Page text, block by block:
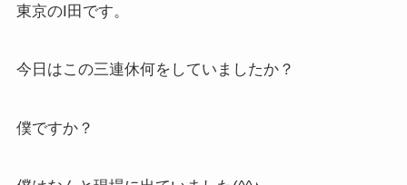
東京のI田です。
今日はこの三連休何をしていましたか？
僕ですか？